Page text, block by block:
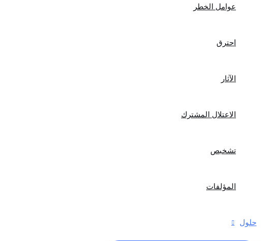
عوامل الخطر
احترق
الآثار
الاعتلال المشترك
تشخبص
المؤلفات
حلول